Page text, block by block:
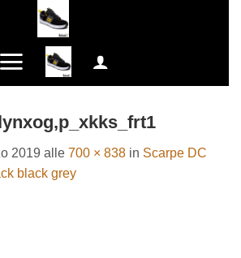
2019 alle 700 × 838 in Scarpe DC
black grey